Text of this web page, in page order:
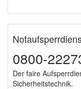
0800-
Der faire
Sicherheitstechnik.